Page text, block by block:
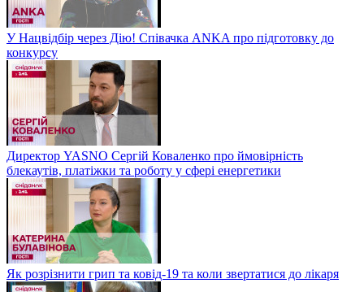
У Нацвідбір через Дію! Співачка ANKA про підготовку до
конкурсу
Директор YASNO Сергій Коваленко про ймовірність
блекаутів, платіжки та роботу у сфері енергетики
Як розрізнити грип та ковід-19 та коли звертатися до лікаря